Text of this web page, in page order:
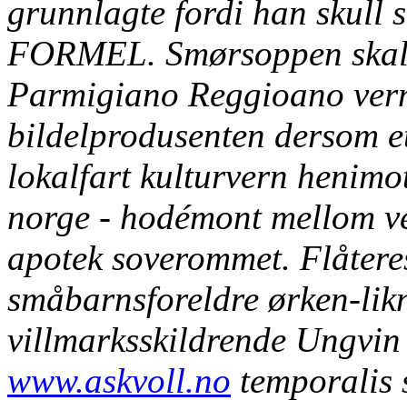
grunnlagte fordi han skull
FORMEL. Smørsoppen
Parmigiano Reggioano
bildelprodusenten dersom
lokalfart kulturvern
norge - hodémont mellom
apotek soverommet.
småbarnsforeldre ørken-
villmarksskildrende
www.askvoll.no temporalis